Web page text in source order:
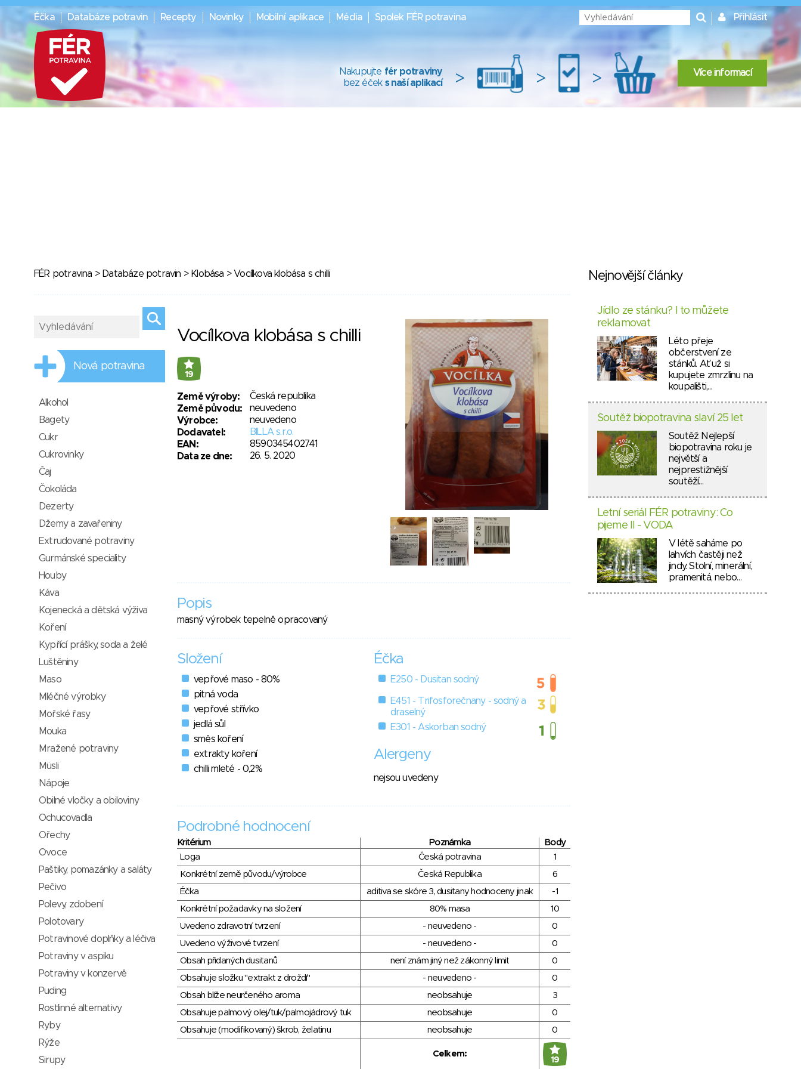
Éčka Databáze potravin Recepty Novinky Mobilní aplikace Média Spolek FÉR potravina Přihlásit
Nakupujte fér potraviny
bez éček s naší aplikací > > > Více informací
FÉR potravina > Databáze potravin > Klobása > Vocílkova klobása s chilli
Vocílkova klobása s chilli
19
Země výroby:
Česká republika
Země původu:
neuvedeno
Výrobce:
neuvedeno
Dodavatel:
BILLA s.r.o.
EAN:
8590345402741
Data ze dne:
26. 5. 2020
Popis
masný výrobek tepelně opracovaný
Složení
vepřové maso - 80%
pitná voda
vepřové střívko
jedlá sůl
směs koření
extrakty koření
chilli mleté - 0,2%
Éčka
E250 - Dusitan sodný
E451 - Trifosforečnany - sodný a
draselný
E301 - Askorban sodný
Alergeny
nejsou uvedeny
Podrobné hodnocení
Kritérium Poznámka
Body
Loga
Česká potravina
1
Konkrétní země původu/výrobce
Česká Republika
6
Éčka
aditiva se skóre 3, dusitany hodnoceny jinak
-1
Konkrétní požadavky na složení
80% masa
10
Uvedeno zdravotní tvrzení
- neuvedeno -
0
Uvedeno výživové tvrzení
- neuvedeno -
0
Obsah přidaných dusitanů
není znám jiný než zákonný limit
0
Obsahuje složku "extrakt z droždí"
- neuvedeno -
0
Obsah blíže neurčeného aroma
neobsahuje
3
Obsahuje palmový olej/tuk/palmojádrový tuk
neobsahuje
0
Obsahuje (modifikovaný) škrob, želatinu
neobsahuje 0
Celkem:
19
Nová potravina
Alkohol
Bagety
Cukr
Cukrovinky
Čaj
Čokoláda
Dezerty
Džemy a zavařeniny
Extrudované potraviny
Gurmánské speciality
Houby
Káva
Kojenecká a dětská výživa
Koření
Kypřící prášky, soda a želé
Luštěniny
Maso
Mléčné výrobky
Mořské řasy
Mouka
Mražené potraviny
Müsli
Nápoje
Obilné vločky a obiloviny
Ochucovadla
Ořechy
Ovoce
Paštiky, pomazánky a saláty
Pečivo
Polevy, zdobení
Polotovary
Potravinové doplňky a léčiva
Potraviny v aspiku
Potraviny v konzervě
Puding
Rostlinné alternativy
Ryby
Rýže
Sirupy
Nejnovější články
Jídlo ze stánku? I to můžete
reklamovat
Léto přeje
občerstvení ze
stánků. Ať už si
kupujete zmrzlinu na
koupališti,…
Soutěž biopotravina slaví 25 let
Soutěž Nejlepší
biopotravina roku je
největší a
nejprestižnější
soutěží…
Letní seriál FÉR potraviny: Co
pijeme II - VODA
V létě saháme po
lahvích častěji než
jindy. Stolní, minerální,
pramenitá, nebo…